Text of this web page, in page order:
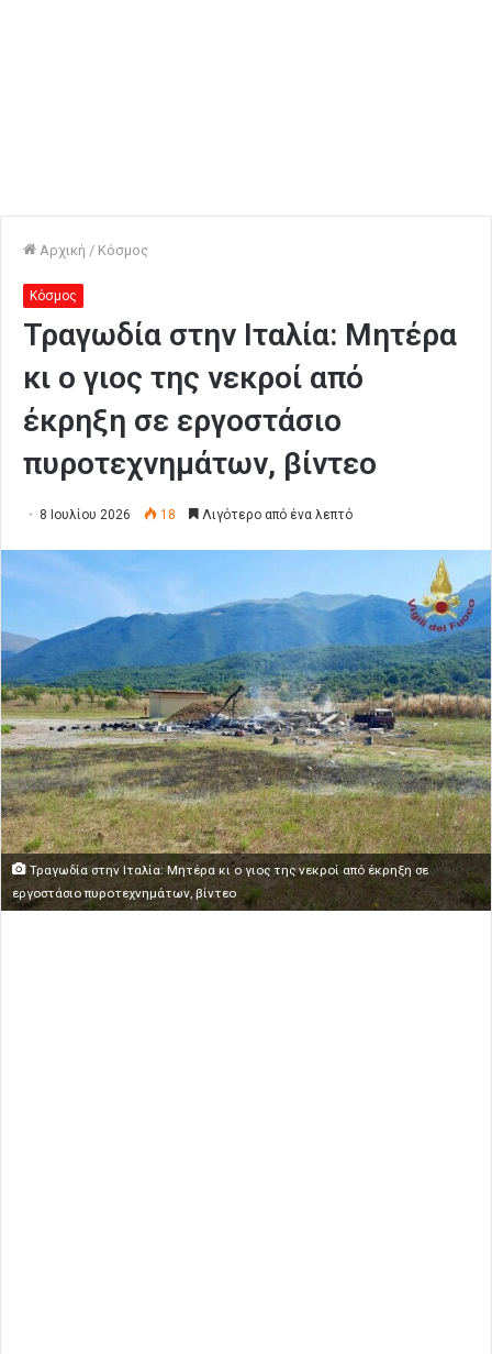
Αρχική / Κόσμος
Κόσμος
Τραγωδία στην Ιταλία: Μητέρα
κι ο γιος της νεκροί από
έκρηξη σε εργοστάσιο
πυροτεχνημάτων, βίντεο
8 Ιουλίου 2026 18 Λιγότερο από ένα λεπτό
Τραγωδία στην Ιταλία: Μητέρα κι ο γιος της νεκροί από έκρηξη σε
εργοστάσιο πυροτεχνημάτων, βίντεο